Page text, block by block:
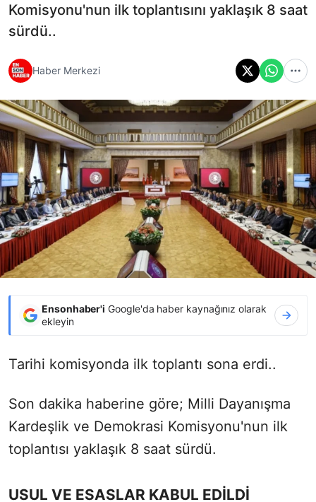
Komisyonu'nun ilk toplantısını yaklaşık 8 saat
sürdü..
Haber Merkezi
Ensonhaber'i Google'da haber kaynağınız olarak
ekleyin
Tarihi komisyonda ilk toplantı sona erdi..
Son dakika haberine göre; Milli Dayanışma
Kardeşlik ve Demokrasi Komisyonu'nun ilk
toplantısı yaklaşık 8 saat sürdü.
USUL VE ESASLAR KABUL EDİLDİ